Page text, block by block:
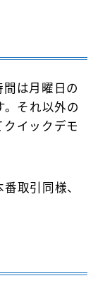
は月曜日の
それ以外の
イックデモ
取引同様、